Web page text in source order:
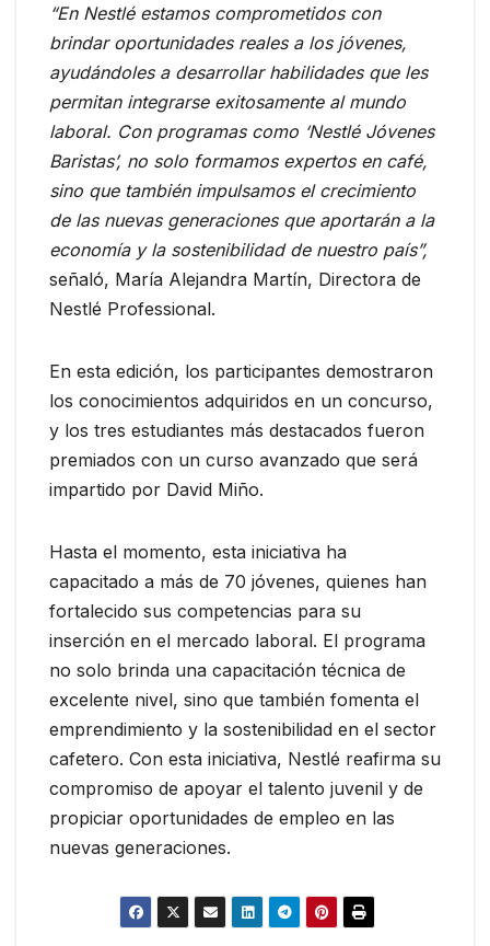
“En Nestlé estamos comprometidos con
brindar oportunidades reales a los jóvenes,
ayudándoles a desarrollar habilidades que les
permitan integrarse exitosamente al mundo
laboral. Con programas como ‘Nestlé Jóvenes
Baristas’, no solo formamos expertos en café,
sino que también impulsamos el crecimiento
de las nuevas generaciones que aportarán a la
economía y la sostenibilidad de nuestro país”,
señaló, María Alejandra Martín, Directora de
Nestlé Professional.
En esta edición, los participantes demostraron
los conocimientos adquiridos en un concurso,
y los tres estudiantes más destacados fueron
premiados con un curso avanzado que será
impartido por David Miño.
Hasta el momento, esta iniciativa ha
capacitado a más de 70 jóvenes, quienes han
fortalecido sus competencias para su
inserción en el mercado laboral. El programa
no solo brinda una capacitación técnica de
excelente nivel, sino que también fomenta el
emprendimiento y la sostenibilidad en el sector
cafetero. Con esta iniciativa, Nestlé reafirma su
compromiso de apoyar el talento juvenil y de
propiciar oportunidades de empleo en las
nuevas generaciones.